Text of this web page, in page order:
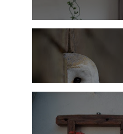
Fotos de Domingo
Melhores da
Madeira -